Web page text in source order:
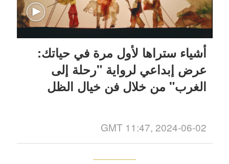
أشياء ستراها لأول مرة في حياتك:
عرض إبداعي لرواية "رحلة إلى
الغرب" من خلال فن خيال الظل
GMT 11:47, 2024-06-02